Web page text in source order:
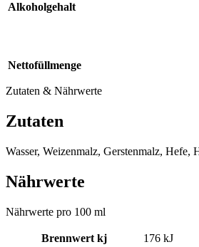
Alkoholgehalt
Nettofüllmenge
Zutaten & Nährwerte
Zutaten
Wasser, Weizenmalz, Gerstenmalz, Hefe,
Nährwerte
Nährwerte pro 100 ml
Brennwert kj 176 kJ